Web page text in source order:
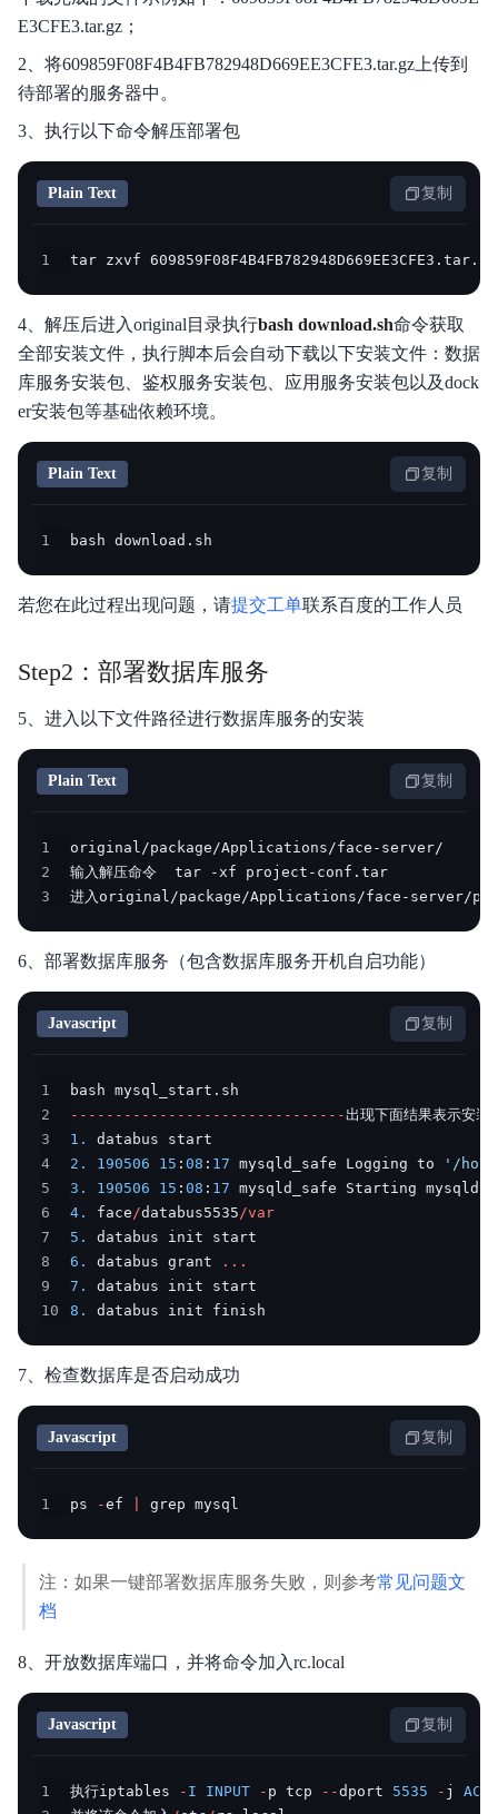
E3CFE3.tar.gz；
2、将609859F08F4B4FB782948D669EE3CFE3.tar.gz上传到
待部署的服务器中。
3、执行以下命令解压部署包
Plain Text 复制
1 tar zxvf 609859F08F4B4FB782948D669EE3CFE3.tar.gz
4、解压后进入original目录执行bash download.sh命令获取
全部安装文件，执行脚本后会自动下载以下安装文件：数据
库服务安装包、鉴权服务安装包、应用服务安装包以及dock
er安装包等基础依赖环境。
Plain Text 复制
1 bash download.sh
若您在此过程出现问题，请提交工单联系百度的工作人员
Step2：部署数据库服务
5、进入以下文件路径进行数据库服务的安装
Plain Text 复制
1
2
3
进入original/package/Applications/face-server/
6、部署数据库服务（包含数据库服务开机自启功能）
Javascript 复制
1 bash mysql_start .
2
-- -- -- -- -- -- -- -- -- -- -- -- -- -- -- -出现下面结果表示安
3
1.
4
2. 190506 15 : 08 : 17 mysqld_safe Logging to
'/
5
3. 190506 15 : 08 : 17 mysqld_safe Starting mysqld
6
4. face /databus5535 /var
7
5.
8
6. databus grant
...
9
7.
10
8. databus init finish
7、检查数据库是否启动成功
Javascript 复制
1 ps -ef grep mysql
注：如果一键部署数据库服务失败，则参考常见问题文
档
8、开放数据库端口，并将命令加入rc.local
Javascript 复制
1 执行iptables - I INPUT - p tcp --dport 5535 - j